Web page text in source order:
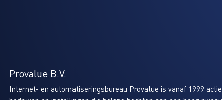
Provalue B.V.
Internet- en automatiseringsbureau Provalue is vanaf 1999